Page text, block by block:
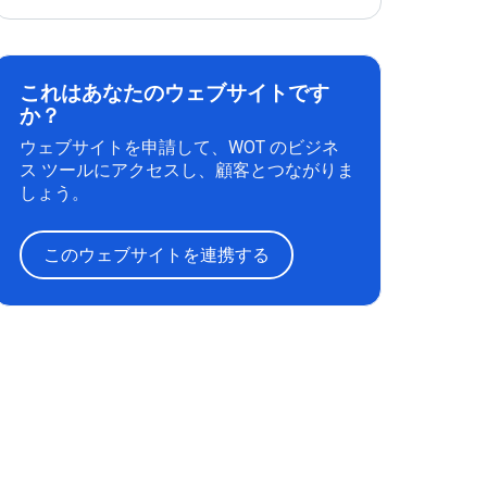
これはあなたのウェブサイトです
か？
ウェブサイトを申請して、WOT のビジネ
ス ツールにアクセスし、顧客とつながりま
しょう。
このウェブサイトを連携する